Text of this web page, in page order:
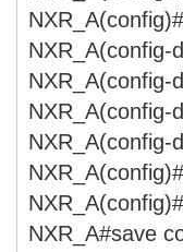
NXR_A(config-
NXR_A(config-
NXR_A(config-
NXR_A(config-
NXR_A#save